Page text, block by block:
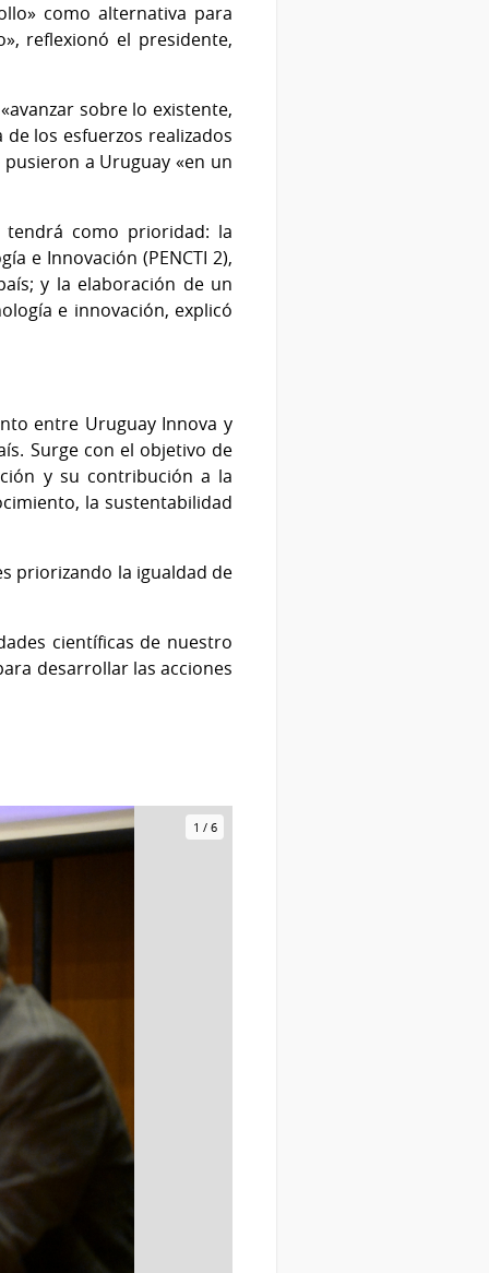
como alternativa para
reflexionó el presidente,
sobre lo existente,
los esfuerzos realizados
a Uruguay «en un
como prioridad: la
e Innovación (PENCTI 2),
y la elaboración de un
e innovación, explicó
entre Uruguay Innova y
Surge con el objetivo de
y su contribución a la
la sustentabilidad
priorizando la igualdad de
científicas de nuestro
desarrollar las acciones
1 / 6